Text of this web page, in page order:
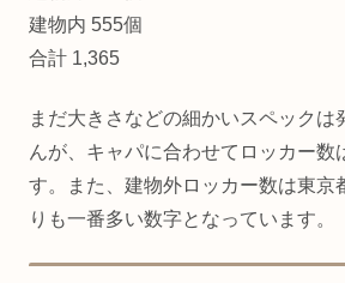
建物内 555個
合計 1,365
まだ大きさなどの細かいスペックは
んが、キャパに合わせてロッカー数
す。また、建物外ロッカー数は東京
りも一番多い数字となっています。